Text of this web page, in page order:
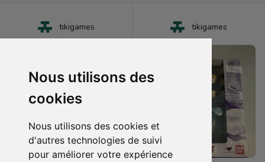
Nous utilisons des
cookies
Nous utilisons des cookies et
d'autres technologies de suivi
pour améliorer votre expérience
tikigames tikigames